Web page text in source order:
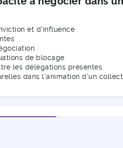
et d'influence
de blocage
les délégations présentes
dans l’animation d’un